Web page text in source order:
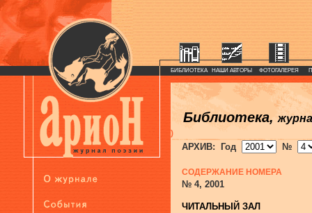
БИБЛИОТЕКА НАШИ АВТОРЫ ФОТОГАЛЕРЕЯ
Библиотека,
)
АРХИВ: Год №
СОДЕРЖАНИЕ НОМЕРА
№ 4, 2001
ЧИТАЛЬНЫЙ ЗАЛ